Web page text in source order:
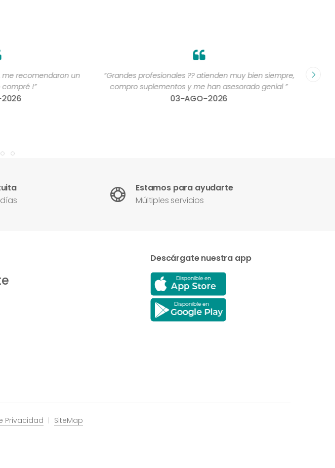
me recomendaron un
!”
“Grandes profesionales ?? atienden muy bien siempre,
compro suplementos y me han asesorado genial ”
03-AGO-2026
Estamos para ayudarte
Múltiples servicios
Descárgate nuestra app
Privacidad SiteMap